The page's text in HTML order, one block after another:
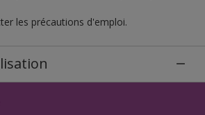
les précautions d'emploi.